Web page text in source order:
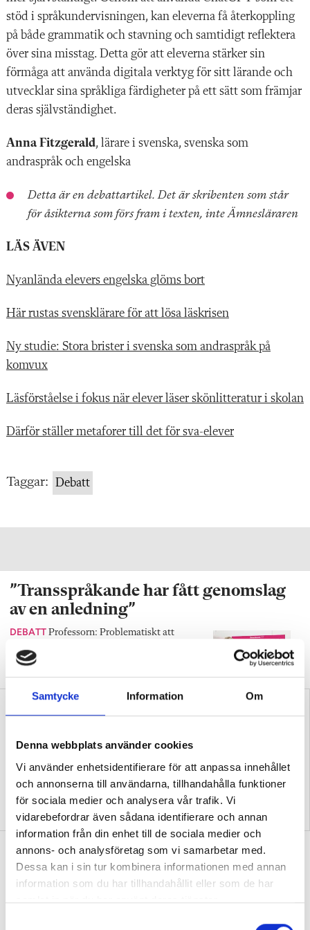
Samtycke Information Om
Denna webbplats använder cookies
Vi använder enhetsidentifierare för att anpassa innehållet
och annonserna till användarna, tillhandahålla funktioner
för sociala medier och analysera vår trafik. Vi
vidarebefordrar även sådana identifierare och annan
information från din enhet till de sociala medier och
annons- och analysföretag som vi samarbetar med.
Dessa kan i sin tur kombinera informationen med annan
information som du har tillhandahållit eller som de har
samlat in när du har använt deras tjänster.
stöd i språkundervisningen, kan eleverna få återkoppling
på både grammatik och stavning och samtidigt reflektera
över sina misstag. Detta gör att eleverna stärker sin
förmåga att använda digitala verktyg för sitt lärande och
utvecklar sina språkliga färdigheter på ett sätt som främjar
deras självständighet.
Anna Fitzgerald, lärare i svenska, svenska som
andraspråk och engelska
Detta är en debattartikel. Det är skribenten som står
för åsikterna som förs fram i texten, inte Ämnesläraren
LÄS ÄVEN
Nyanlända elevers engelska glöms bort
Här rustas svensklärare för att lösa läskrisen
Ny studie: Stora brister i svenska som andraspråk på
komvux
Läsförståelse i fokus när elever läser skönlitteratur i skolan
Därför ställer metaforer till det för sva-elever
Taggar: Debatt
”Transspråkande har fått genomslag
av en anledning”
DEBATT Professorn: Problematiskt att
stämpla transspråkande som en ”trend” eller
”slogan”.
Samtida konflikter kan
fördjupa kunskaper i
historia
Replik: Transspråkande
uppfattas ofta som en
slogan
Debatt: Mardröm att många elever
aldrig läst en bok